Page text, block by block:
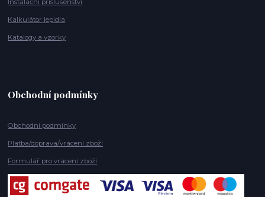
Kalkulátor lepidla
Katalogy a vzorky
Obchodní podmínky
Obchodní podmínky
Platba/doprava/vrácení zboží
Formulář pro vrácení zboží